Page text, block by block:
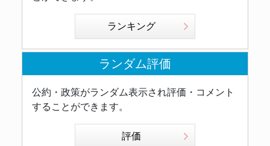
ランキング
ランダム評価
公約・政策がランダム表示され評価・コメント
することができます。
評価